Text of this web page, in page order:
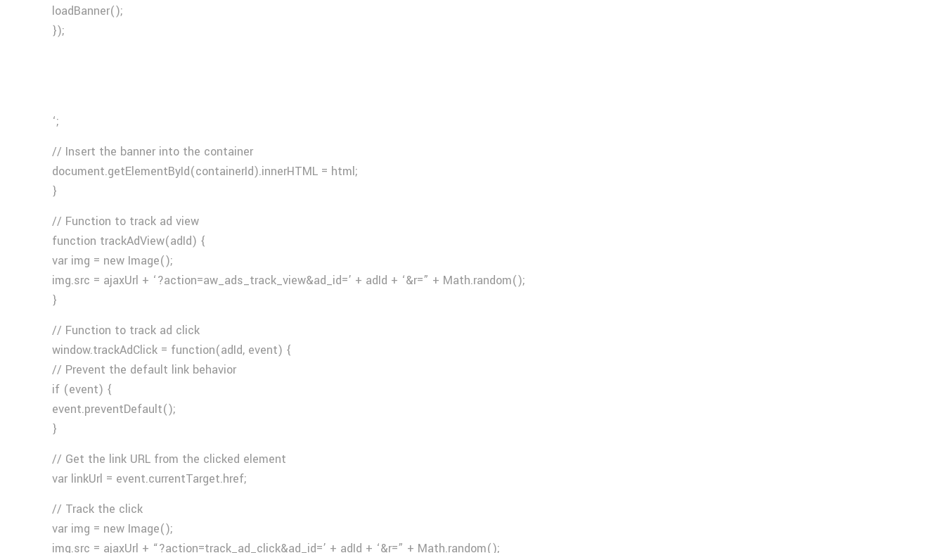
loadBanner();
});
‘;
// Insert the banner into the container
document.getElementById(containerId).innerHTML = html;
}
// Function to track ad view
function trackAdView(adId) {
var img = new Image();
img.src = ajaxUrl + ‘?action=aw_ads_track_view&ad_id=’ + adId + ‘&r=” + Math.random();
}
// Function to track ad click
window.trackAdClick = function(adId, event) {
// Prevent the default link behavior
if (event) {
event.preventDefault();
}
// Get the link URL from the clicked element
var linkUrl = event.currentTarget.href;
// Track the click
var img = new Image();
img.src = ajaxUrl + “?action=track_ad_click&ad_id=’ + adId + ‘&r=” + Math.random();